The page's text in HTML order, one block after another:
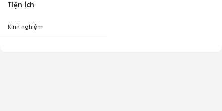
Tiện ích
Kinh nghiệm